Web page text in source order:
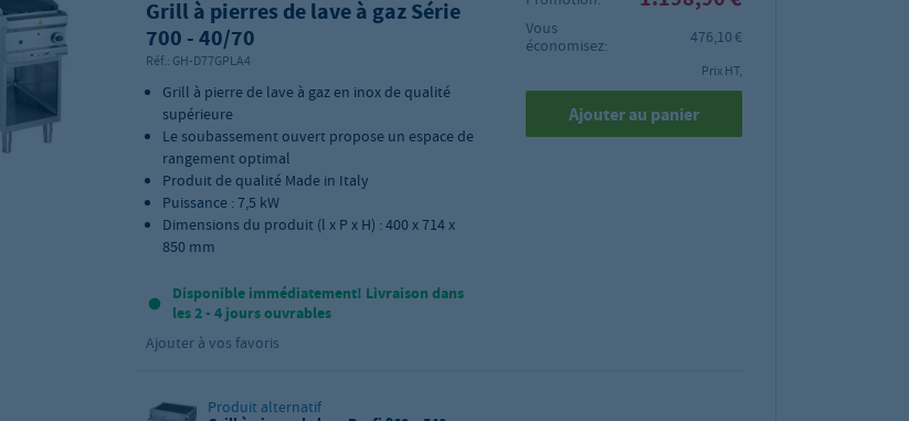
Grill à pierres de lave à gaz Série
700 - 40/70
Réf.: GH-D77GPLA4
Grill à pierre de lave à gaz en inox de qualité
supérieure
Le soubassement ouvert propose un espace de
rangement optimal
Produit de qualité Made in Italy
Puissance : 7,5 kW
Dimensions du produit (l x P x H) : 400 x 714 x
850 mm
Disponible immédiatement! Livraison dans
les 2 - 4 jours ouvrables
Ajouter à vos favoris
Vous
économisez:
476,10 €
Prix HT,
Ajouter au panier
Produit alternatif